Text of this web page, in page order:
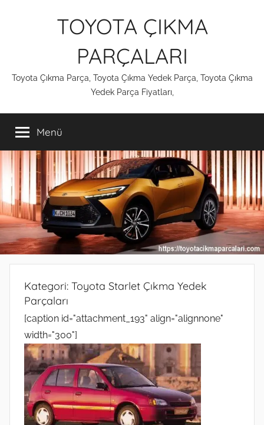
TOYOTA ÇIKMA
PARÇALARI
Toyota Çıkma Parça, Toyota Çıkma Yedek Parça, Toyota Çıkma
Yedek Parça Fiyatları,
Menü
Kategori: Toyota Starlet Çıkma Yedek
Parçaları
[caption id="attachment_193" align="alignnone"
width="300"]